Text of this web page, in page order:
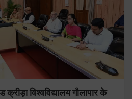
विश्वविद्यालय गौलापार के